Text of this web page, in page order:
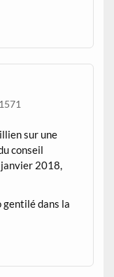
sur une
conseil
2018,
gentilé dans la